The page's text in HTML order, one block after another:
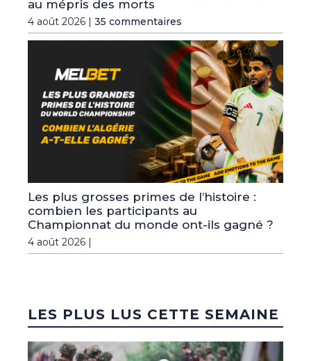
au mépris des morts
4 août 2026 | 35 commentaires
Les plus grosses primes de l’histoire :
combien les participants au
Championnat du monde ont-ils gagné ?
4 août 2026 |
LES PLUS LUS CETTE SEMAINE